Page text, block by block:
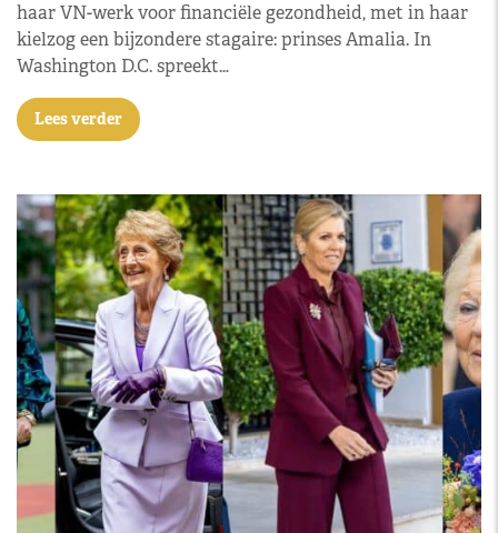
haar VN-werk voor financiële gezondheid, met in haar
kielzog een bijzondere stagaire: prinses Amalia. In
Washington D.C. spreekt…
Lees verder